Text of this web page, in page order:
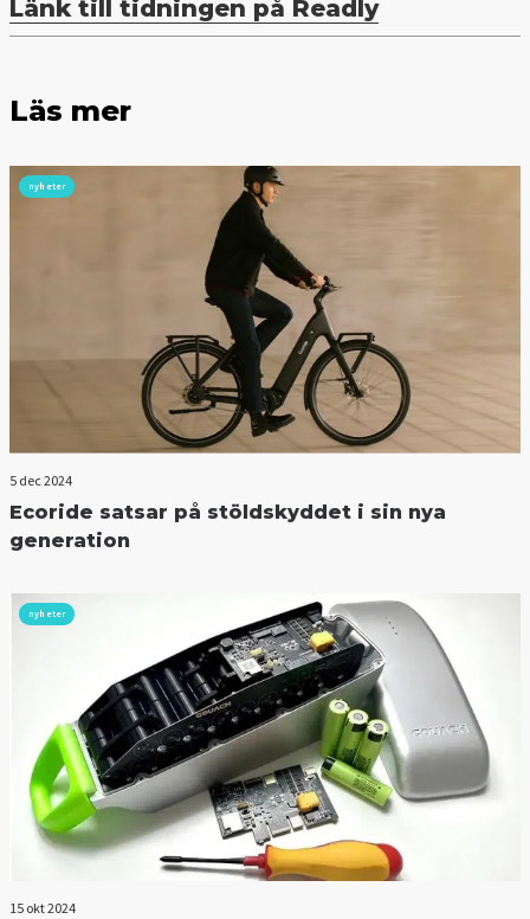
Länk till tidningen på Readly
Läs mer
nyheter
5 dec 2024
Ecoride satsar på stöldskyddet i sin nya
generation
nyheter
15 okt 2024